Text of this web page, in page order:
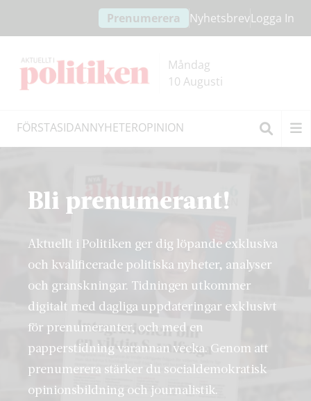
innehållet
headern
Prenumerera NyhetsbrevLogga In
Måndag
10 Augusti
FÖRSTASIDANNYHETEROPINION
Bli prenumerant!
Aktuellt i Politiken ger dig löpande exklusiva
och kvalificerade politiska nyheter, analyser
och granskningar. Tidningen utkommer
digitalt med dagliga uppdateringar exklusivt
för prenumeranter, och med en
papperstidning varannan vecka. Genom att
prenumerera stärker du socialdemokratisk
opinionsbildning och journalistik.